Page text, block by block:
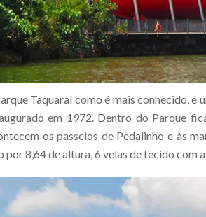
Taquaral como é mais conhecido, é
em 1972. Dentro do Parque
os passeios de Pedalinho e às
por 8,64 de altura, 6 velas de tecido com